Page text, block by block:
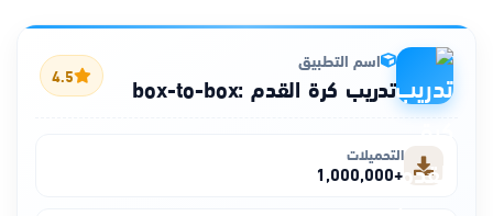
ذكاء اصطناعي
اسم التطبيق
تدريب كرة القدم :box-to-box 4.5
التحميلات
+1,000,000